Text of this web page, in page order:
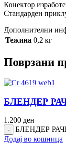
Конектор
Стандарден
Дополнителни
Тежина 0,2 кг
Поврзани
БЛЕНДЕР
1.200 ден
БЛЕНДЕР
Додај во кошница